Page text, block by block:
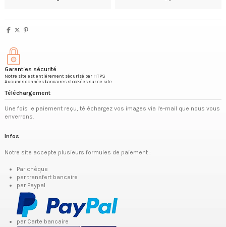
Garanties sécurité
Notre site est entièrement sécurisé par HTPS
Aucunes données bancaires stockées sur ce site
Téléchargement
Une fois le paiement reçu, téléchargez vos images via l'e-mail que nous vous
enverrons.
Infos
Notre site accepte plusieurs formules de paiement :
Par chèque
par transfert bancaire
par Paypal
par Carte bancaire